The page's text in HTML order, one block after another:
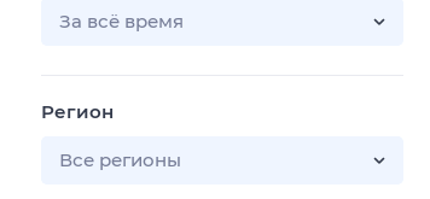
За всё время
Регион
Все регионы